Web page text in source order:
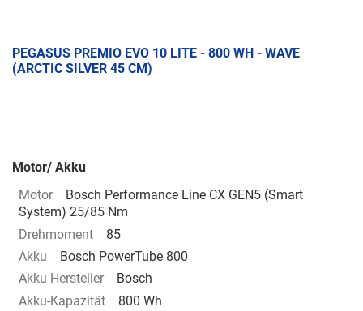
PEGASUS PREMIO EVO 10 LITE - 800 WH - WAVE
(ARCTIC SILVER 45 CM)
Motor/ Akku
Motor
Bosch Performance Line CX GEN5 (Smart
System) 25/85 Nm
Drehmoment
85
Akku
Bosch PowerTube 800
Akku Hersteller
Bosch
Akku-Kapazität
800 Wh